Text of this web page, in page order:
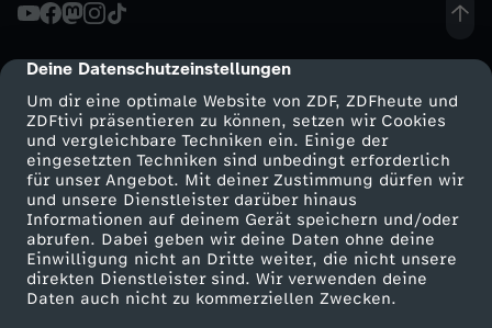
cmp-dialog-description
Deine Datenschutzeinstellungen
Um dir eine optimale Website von ZDF, ZDFheute und
ZDFtivi präsentieren zu können, setzen wir Cookies
und vergleichbare Techniken ein. Einige der
eingesetzten Techniken sind unbedingt erforderlich
für unser Angebot. Mit deiner Zustimmung dürfen wir
und unsere Dienstleister darüber hinaus
Informationen auf deinem Gerät speichern und/oder
abrufen. Dabei geben wir deine Daten ohne deine
Einwilligung nicht an Dritte weiter, die nicht unsere
direkten Dienstleister sind. Wir verwenden deine
Daten auch nicht zu kommerziellen Zwecken.
Mehr ZDF
ZDF-Apps
Smart TV
ZDFtext
Service
ZDFmitreden
Kontakt zum ZDF
Tickets